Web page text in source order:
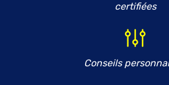
certifiées
Conseils